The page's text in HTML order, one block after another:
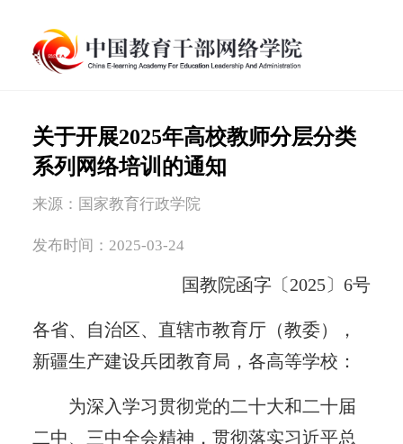
关于开展2025年高校教师分层分类
系列网络培训的通知
来源：国家教育行政学院
发布时间：2025-03-24
国教院函字〔2025〕6号
各省、自治区、直辖市教育厅（教委），
新疆生产建设兵团教育局，各高等学校：
为深入学习贯彻党的二十大和二十届
二中、三中全会精神，贯彻落实习近平总